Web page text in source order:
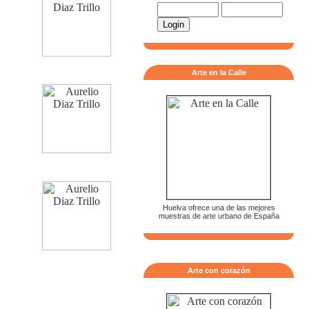
Arte en la Calle
Huelva ofrece una de las mejores
muestras de arte urbano de España
Arte con corazón